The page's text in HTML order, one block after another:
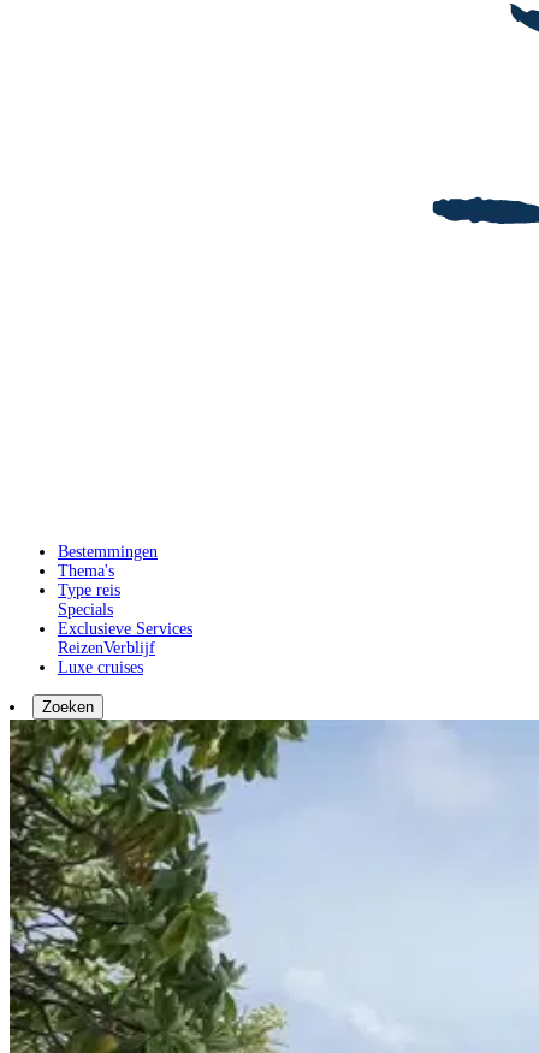
Bestemmingen
Thema's
Type reis
Specials
Exclusieve Services
ReizenVerblijf
Luxe cruises
Zoeken